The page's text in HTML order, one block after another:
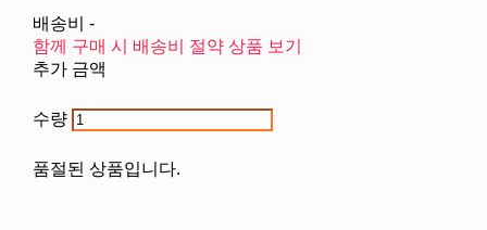
배송비 -
함께 구매 시 배송비 절약 상품 보기
추가 금액
수량
품절된 상품입니다.